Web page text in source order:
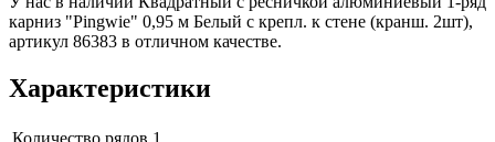
карниз "Pingwie" 0,95 м Белый с крепл. к стене (кранш. 2шт),
артикул 86383 в отличном качестве.
Характеристики